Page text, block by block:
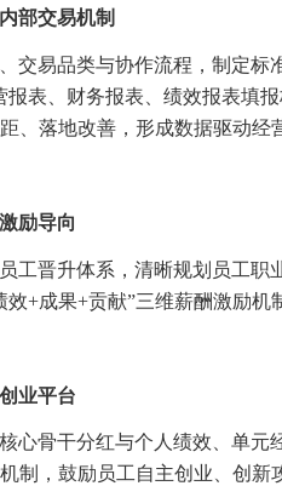
部交易机制
交易品类与协作流程，制定
表、财务报表、绩效报表填
、落地改善，形成数据驱动经
励导向
工晋升体系，清晰规划员工
+成果+贡献”三维薪酬激励
业平台
心骨干分红与个人绩效、单
制，鼓励员工自主创业、创新